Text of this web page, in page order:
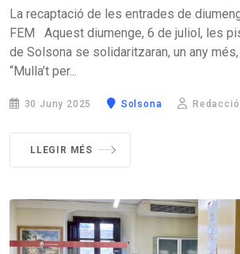
La recaptació de les entrades de
FEM Aquest diumenge, 6 de juliol, les
de Solsona se solidaritzaran, un any
“Mulla’t per...
30 Juny 2025 Solsona Redacció
LLEGIR MÉS